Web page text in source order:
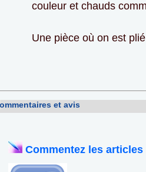
couleur et chauds
Une pièce où on est
ommentaires et avis
Commentez les